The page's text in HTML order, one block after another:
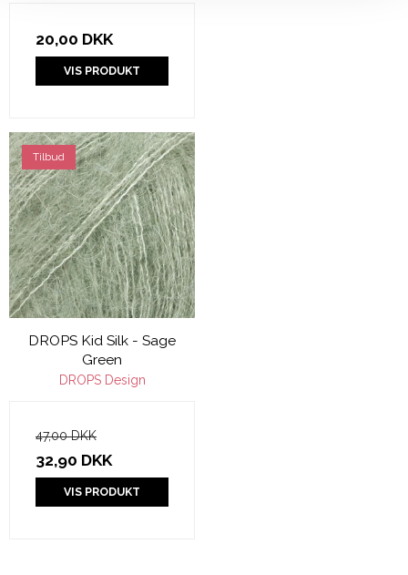
20,00 DKK
VIS PRODUKT
Tilbud
DROPS Kid Silk - Sage
Green
DROPS Design
47,00 DKK
32,90 DKK
VIS PRODUKT